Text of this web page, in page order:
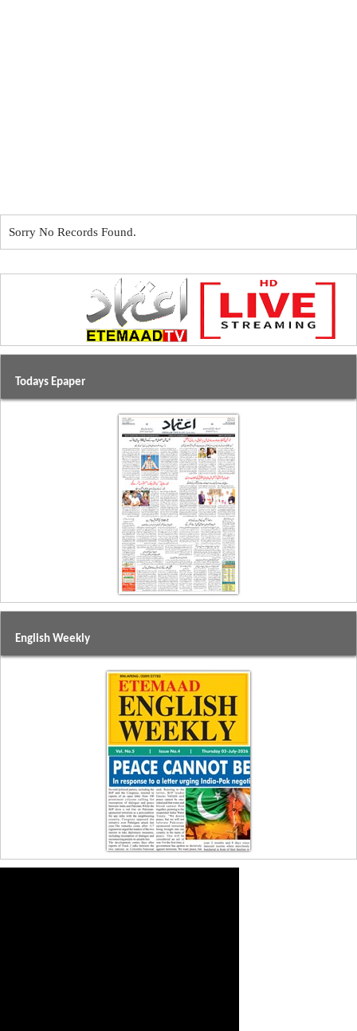
Sorry No Records Found.
Todays Epaper
English Weekly